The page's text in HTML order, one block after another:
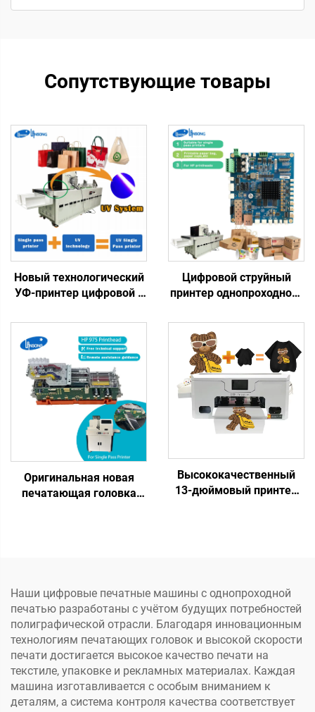
Сопутствующие товары
Новый технологический
УФ-принтер цифровой с
пластиковый пакет,
подарочный пакет,
пластиковая коробка,
художествическая
бумага, брошюра,
журнал, однопроходная
печать
Цифровой струйный
принтер однопроходного
HP формата A4, для
печати на пакетах,
чашках, веерах,
однопроходная плата
975/972/973/974, водные
чернила
Оригинальная новая
печатающая головка
Высококачественный
13-дюймовый принтер
Наши цифровые печатные машины с однопроходной
печатью разработаны с учётом будущих потребностей
полиграфической отрасли. Благодаря инновационным
технологиям печатающих головок и высокой скорости
печати достигается высокое качество печати на
текстиле, упаковке и рекламных материалах. Каждая
машина изготавливается с особым вниманием к
деталям, а система контроля качества соответствует